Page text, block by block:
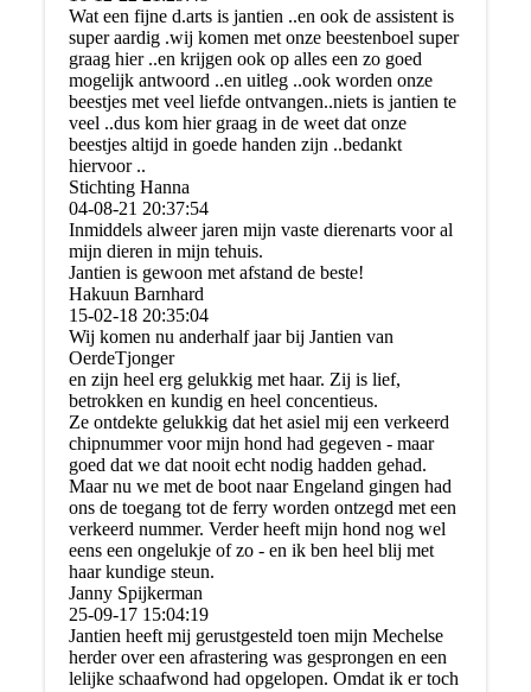
Wat een fijne d.arts is jantien ..en ook de assistent is
super aardig .wij komen met onze beestenboel super
graag hier ..en krijgen ook op alles een zo goed
mogelijk antwoord ..en uitleg ..ook worden onze
beestjes met veel liefde ontvangen..niets is jantien te
veel ..dus kom hier graag in de weet dat onze
beestjes altijd in goede handen zijn ..bedankt
hiervoor ..
Stichting Hanna
04-08-21 20:37:54
Inmiddels alweer jaren mijn vaste dierenarts voor al
mijn dieren in mijn tehuis.
Jantien is gewoon met afstand de beste!
Hakuun Barnhard
15-02-18 20:35:04
Wij komen nu anderhalf jaar bij Jantien van
OerdeTjonger
en zijn heel erg gelukkig met haar. Zij is lief,
betrokken en kundig en heel concentieus.
Ze ontdekte gelukkig dat het asiel mij een verkeerd
chipnummer voor mijn hond had gegeven - maar
goed dat we dat nooit echt nodig hadden gehad.
Maar nu we met de boot naar Engeland gingen had
ons de toegang tot de ferry worden ontzegd met een
verkeerd nummer. Verder heeft mijn hond nog wel
eens een ongelukje of zo - en ik ben heel blij met
haar kundige steun.
Janny Spijkerman
25-09-17 15:04:19
Jantien heeft mij gerustgesteld toen mijn Mechelse
herder over een afrastering was gesprongen en een
lelijke schaafwond had opgelopen. Omdat ik er toch